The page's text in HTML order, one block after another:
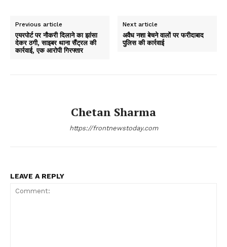
Previous article
एयरपोर्ट पर नौकरी दिलाने का झांसा
देकर ठगी, साइबर थाना सैंट्रल की
कार्रवाई, एक आरोपी गिरफ्तार
Next article
अवैध नशा बेचने वालों पर फरीदाबाद
पुलिस की कार्रवाई
Chetan Sharma
https://frontnewstoday.com
LEAVE A REPLY